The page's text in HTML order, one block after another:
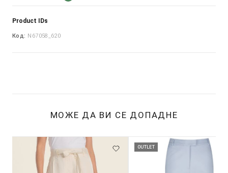
Product IDs
Код: N67058_620
МОЖЕ ДА ВИ СЕ ДОПАДНЕ
OUTLET